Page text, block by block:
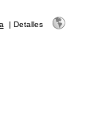
| Detalles